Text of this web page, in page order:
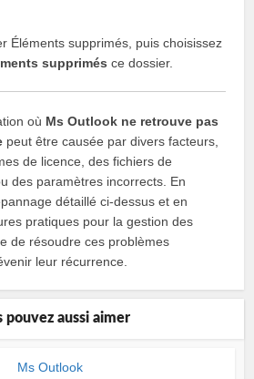
Éléments supprimés, puis choisissez
supprimés ce dossier.
où Ms Outlook ne retrouve pas
peut être causée par divers facteurs,
de licence, des fichiers de
des paramètres incorrects. En
détaillé ci-dessus et en
pratiques pour la gestion des
de résoudre ces problèmes
leur récurrence.
pouvez aussi aimer
Ms Outlook